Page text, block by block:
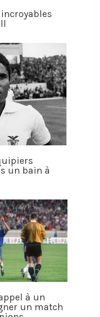
incroyables
un bain à
à un
un match